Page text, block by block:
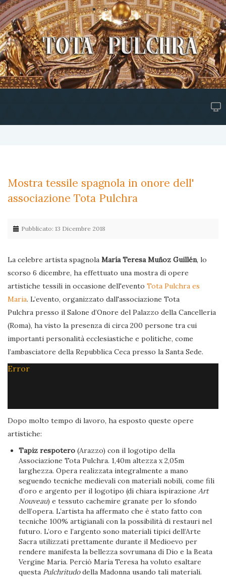
Mostra tessile spagnola in onore dell'
associazione Tota Pulchra
Pubblicato: 13 Dicembre 2018
La celebre artista spagnola María Teresa Muñoz Guillén, lo
scorso 6 dicembre, ha effettuato una mostra di opere
artistiche tessili in occasione dell'evento Tota Pulchra es
Maria. L’evento, organizzato dall'associazione Tota
Pulchra presso il Salone d’Onore del Palazzo della Cancelleria
(Roma), ha visto la presenza di circa 200 persone tra cui
importanti personalità ecclesiastiche e politiche, come
l’ambasciatore della Repubblica Ceca presso la Santa Sede.
Error
Dopo molto tempo di lavoro, ha esposto queste opere
artistiche:
Tapiz respotero (Arazzo) con il logotipo della
Associazione Tota Pulchra. 1,40m altezza x 2,05m
larghezza. Opera realizzata integralmente a mano
seguendo tecniche medievali con materiali nobili, come fili
d’oro e argento per il logotipo (di chiara ispirazioneArt
Nouveau) e tessuto cachemire granate per lo sfondo
dell’opera. L’artista ha affermato che è stato fatto con
tecniche 100% artigianali con la possibilità di restauri nel
futuro. L’oro e l’argento sono materiali tipici dell’Arte
Sacra utilizzati prettamente durante il Medioevo per
rendere manifesta la bellezza sovrumana di Dio e la Beata
Vergine Maria. Perciò María Teresa ha voluto esaltare
questa Pulchritudodella Madonna usando tali materiali.